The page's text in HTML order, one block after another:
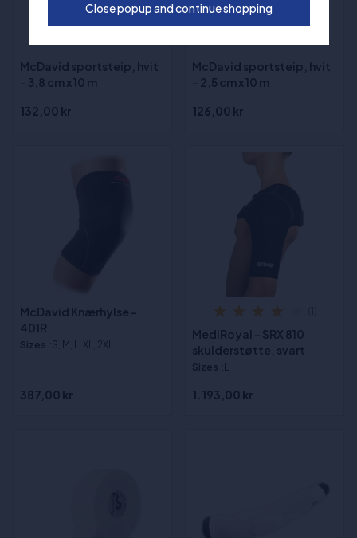
McDavid sportsteip, hvit
- 3,8 cm x 10 m
132,00 kr
McDavid sportsteip, hvit
- 2,5 cm x 10 m
126,00 kr
McDavid Knærhylse -
401R
Sizes :S, M, L, XL, 2XL
387,00 kr
MediRoyal - SRX 810
skulderstøtte, svart
Sizes :L
1.193,00 kr
Close popup and continue shopping